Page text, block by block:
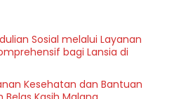
Sosial melalui Layanan
bagi Lansia di
Kesehatan dan Bantuan